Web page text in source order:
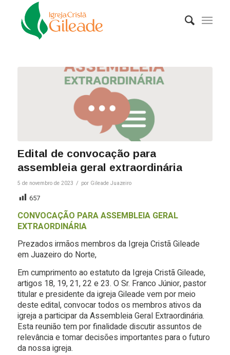
Edital de convocação para
assembleia geral extraordinária
5 de novembro de 2023 / por Gileade Juazeiro
657
CONVOCAÇÃO PARA ASSEMBLEIA GERAL
EXTRAORDINÁRIA
Prezados irmãos membros da Igreja Cristã Gileade
em Juazeiro do Norte,
Em cumprimento ao estatuto da Igreja Cristã Gileade,
artigos 18, 19, 21, 22 e 23. O Sr. Franco Júnior, pastor
titular e presidente da igreja Gileade vem por meio
deste edital, convocar todos os membros ativos da
igreja a participar da Assembleia Geral Extraordinária.
Esta reunião tem por finalidade discutir assuntos de
relevância e tomar decisões importantes para o futuro
da nossa igreja.